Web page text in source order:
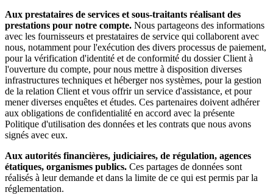
Aux prestataires de services et sous-traitants réalisant des
prestations pour notre compte. Nous partageons des informations
avec les fournisseurs et prestataires de service qui collaborent avec
nous, notamment pour l'exécution des divers processus de paiement,
pour la vérification d'identité et de conformité du dossier Client à
l'ouverture du compte, pour nous mettre à disposition diverses
infrastructures techniques et héberger nos systèmes, pour la gestion
de la relation Client et vous offrir un service d'assistance, et pour
mener diverses enquêtes et études. Ces partenaires doivent adhérer
aux obligations de confidentialité en accord avec la présente
Politique d'utilisation des données et les contrats que nous avons
signés avec eux.
Aux autorités financières, judiciaires, de régulation, agences
étatiques, organismes publics. Ces partages de données sont
réalisés à leur demande et dans la limite de ce qui est permis par la
réglementation.